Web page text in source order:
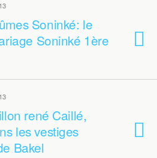
Soninké: le
Soninké 1ère
rené Caillé,
les vestiges
Bakel